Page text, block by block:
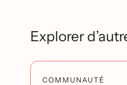
Explorer
COMMUNAUTÉ